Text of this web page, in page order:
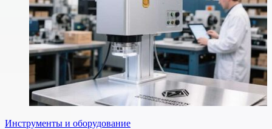
Инструменты и оборудование